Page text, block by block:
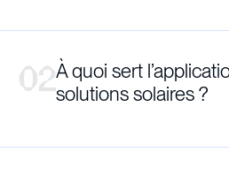
À quoi sert
solutions solaires ?